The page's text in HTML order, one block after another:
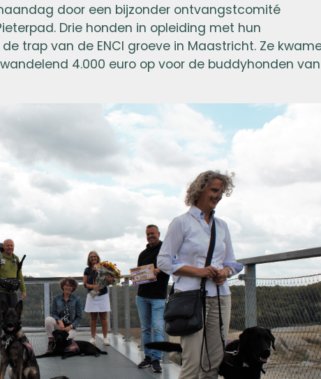
door een bijzonder ontvangstcomité
Drie honden in opleiding met hun
trap van de ENCI groeve in Maastricht. Ze
4.000 euro op voor de buddyhonden van